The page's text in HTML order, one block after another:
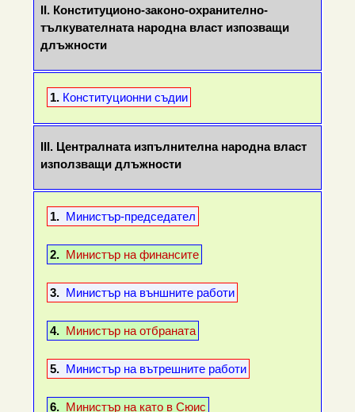
II. Конституционо-законо-охранително-
тълкувателната народна власт изпозващи
длъжности
1. Конституционни съдии
III. Централната изпълнителна народна власт
използващи длъжности
1. Министър-председател
2. Министър на финансите
3. Министър на външните работи
4. Министър на отбраната
5. Министър на вътрешните работи
6. Министър на като в Сюис